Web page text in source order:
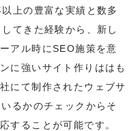
上の豊富な実績と数多
てきた経験から、新し
アル時にSEO施策を意
に強いサイト作りははも
にて制作されたウェブサ
るかのチェックからそ
することが可能です。